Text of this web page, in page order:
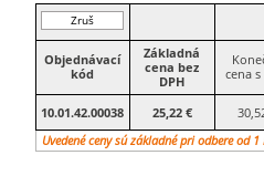
Zruš
filter
Objednávací
kód
Základná
cena bez
DPH
cena s
10.01.42.00038 25,22 €
Uvedené ceny sú základné pri odbere od